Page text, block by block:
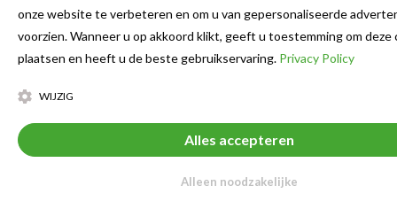
onze website te verbeteren en om u van gepersonaliseerde
voorzien. Wanneer u op akkoord klikt, geeft u toestemming om deze
plaatsen en heeft u de beste gebruikservaring. Privacy Policy
WIJZIG
Alles accepteren
Alleen noodzakelijke